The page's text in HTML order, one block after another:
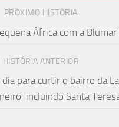
PRÓXIMO HISTÓRIA
África com a Blumar
HISTÓRIA ANTERIOR
para curtir o bairro da
incluindo Santa